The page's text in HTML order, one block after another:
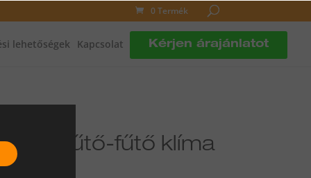
0 Termék
lehetőségek Kapcsolat Kérjen árajánlatot
hűtő-fűtő klíma